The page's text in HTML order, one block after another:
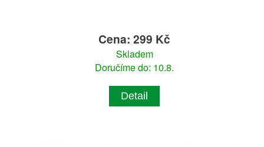
Cena: 299 Kč
Skladem
Doručíme do: 10.8.
Detail